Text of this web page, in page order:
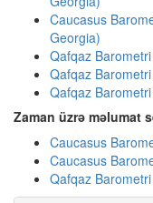
Caucasus
Georgia)
Qafqaz
Qafqaz
Qafqaz
Zaman üzrə məlumat
Caucasus
Caucasus
Qafqaz